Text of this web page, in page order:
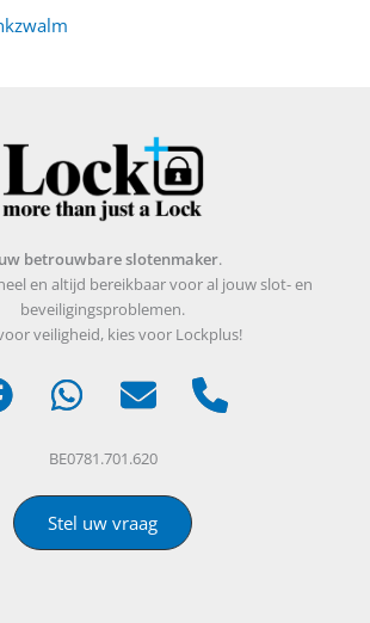
betrouwbare slotenmaker.
en altijd bereikbaar voor al jouw slot- en
beveiligingsproblemen.
veiligheid, kies voor Lockplus!
BE0781.701.620
Stel uw vraag